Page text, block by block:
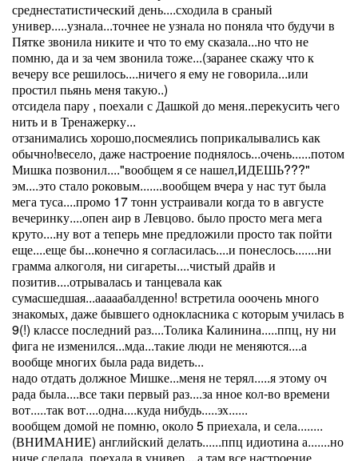
среднестатистический день....сходила в сраный
универ.....узнала...точнее не узнала но поняла что будучи в
Пятке звонила никите и что то ему сказала...но что не
помню, да и за чем звонила тоже...(заранее скажу что к
вечеру все решилось....ничего я ему не говорила...или
простил пьянь меня такую..)
отсидела пару , поехали с Дашкой до меня..перекусить чего
нить и в Тренажерку...
отзанимались хорошо,посмеялись поприкалывались как
обычно!весело, даже настроение поднялось...очень......потом
Мишка позвонил...."вообщем я се нашел,ИДЕШЬ???"
эм....это стало роковым.......вообщем вчера у нас тут была
мега туса....промо 17 тонн устраивали когда то в августе
вечеринку....опен аир в Левцово. было просто мега мега
круто....ну вот а теперь мне предложили просто так пойти
еще....еще бы...конечно я согласилась....и понеслось.......ни
грамма алкоголя, ни сигареты....чистый драйв и
позитив....отрывалась и танцевала как
сумасшедшая...ааааабалденно! встретила ооочень много
знакомых, даже бывшего однокласника с которым училась в
9(!) классе последний раз....Толика Калинина.....ппц, ну ни
фига не изменился...мда...такие люди не меняются....а
вообще многих была рада видеть...
надо отдать должное Мишке...меня не терял.....я этому оч
рада была....все таки первый раз....за нное кол-во времени
вот.....так вот....одна....куда нибудь.....эх......
вообщем домой не помню, около 5 приехала, и села........
(ВНИМАНИЕ) английский делать......ппц идиотина а.......но